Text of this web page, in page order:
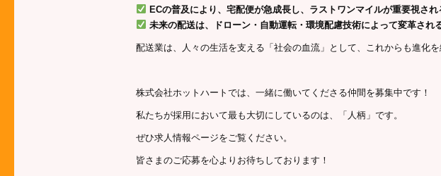
ECの普及により、宅配便が急成長し、ラストワンマイルが重要視され
未来の配送は、ドローン・自動運転・環境配慮技術によって変革され
配送業は、人々の生活を支える「社会の血流」として、これからも進化を
株式会社ホットハートでは、一緒に働いてくださる仲間を募集中です！
私たちが採用において最も大切にしているのは、「人柄」です。
ぜひ求人情報ページをご覧ください。
皆さまのご応募を心よりお待ちしております！